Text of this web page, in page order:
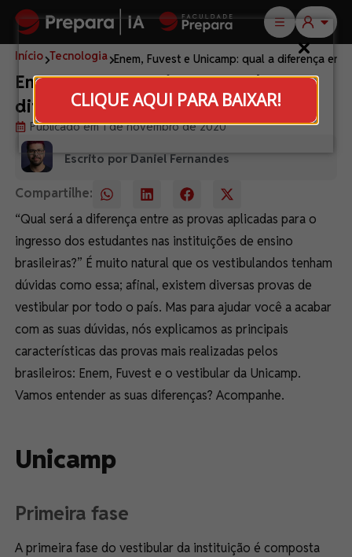
CLIQUE AQUI PARA BAIXAR!
Início Tecnologia Enem, Fuvest e Unicamp: qual a diferença
Enem, Fuvest e Unicamp: qual a
diferença entre as provas?
Publicado em 1 de novembro de 2020
Escrito por Daniel Fernandes
Compartilhe:
“Qual será a diferença entre as provas aplicadas para o
ingresso dos estudantes nas instituições de ensino
brasileiras?” É muito natural que os vestibulandos tenham
dúvidas como essa; afinal, existem diversas provas de
vestibular por todo o país. Mas para ajudar você a acabar
com as suas dúvidas, nós explicamos as principais
características das provas mais realizadas pelos
brasileiros: Enem, Fuvest e o vestibular da Unicamp.
Vamos entender as suas diferenças? Acompanhe.
Unicamp
Primeira fase
A primeira fase do vestibular da instituição é composta